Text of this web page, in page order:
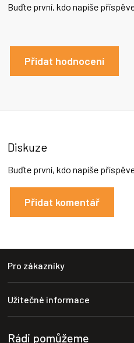
Buďte první, kdo napíše
Přidat hodnocení
Diskuze
Buďte první, kdo napíše
Přidat komentář
Pro zákazníky
Užitečné informace
Rádi pomůžeme